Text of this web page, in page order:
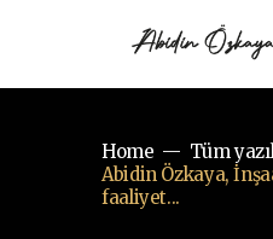
Home Tüm
Abidin Özkaya,
faaliyet...